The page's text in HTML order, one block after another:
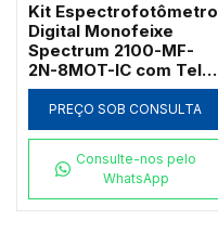
Kit Espectrofotômetro
Digital Monofeixe
Spectrum 2100-MF-
2N-8MOT-IC com Tela
de 7" Banda 2nm 21
CFR e Carrossel 8
Posições
PREÇO SOB CONSULTA
Consulte-nos pelo
WhatsApp